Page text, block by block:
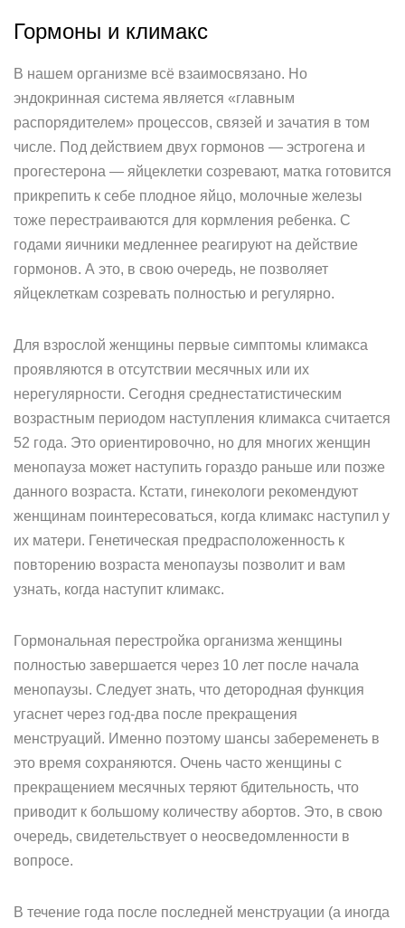
Гормоны и климакс
В нашем организме всё взаимосвязано. Но
эндокринная система является «главным
распорядителем» процессов, связей и зачатия в том
числе. Под действием двух гормонов — эстрогена и
прогестерона — яйцеклетки созревают, матка готовится
прикрепить к себе плодное яйцо, молочные железы
тоже перестраиваются для кормления ребенка. С
годами яичники медленнее реагируют на действие
гормонов. А это, в свою очередь, не позволяет
яйцеклеткам созревать полностью и регулярно.
Для взрослой женщины первые симптомы климакса
проявляются в отсутствии месячных или их
нерегулярности. Сегодня среднестатистическим
возрастным периодом наступления климакса считается
52 года. Это ориентировочно, но для многих женщин
менопауза может наступить гораздо раньше или позже
данного возраста. Кстати, гинекологи рекомендуют
женщинам поинтересоваться, когда климакс наступил у
их матери. Генетическая предрасположенность к
повторению возраста менопаузы позволит и вам
узнать, когда наступит климакс.
Гормональная перестройка организма женщины
полностью завершается через 10 лет после начала
менопаузы. Следует знать, что детородная функция
угаснет через год-два после прекращения
менструаций. Именно поэтому шансы забеременеть в
это время сохраняются. Очень часто женщины с
прекращением месячных теряют бдительность, что
приводит к большому количеству абортов. Это, в свою
очередь, свидетельствует о неосведомленности в
вопросе.
В течение года после последней менструации (а иногда